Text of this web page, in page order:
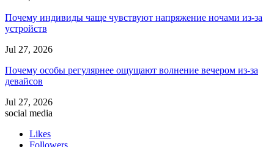
Почему индивиды чаще чувствуют напряжение ночами из-за
устройств
Jul 27, 2026
Почему особы регулярнее ощущают волнение вечером из-за
девайсов
Jul 27, 2026
social media
Likes
Followers